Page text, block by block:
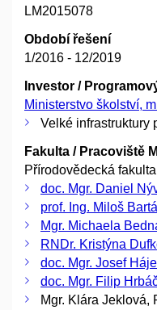
LM2015078
Období řešení
1/2016 - 12/2019
Investor /
Ministerstvo školství,
Velké infrastruktury
Fakulta / Pracoviště
Přírodovědecká fakulta
doc. Mgr. Daniel
prof. Ing. Miloš
Mgr. Michaela
RNDr. Kristýna
doc. Mgr. Josef
doc. Mgr. Filip
Mgr. Klára Jeklová,